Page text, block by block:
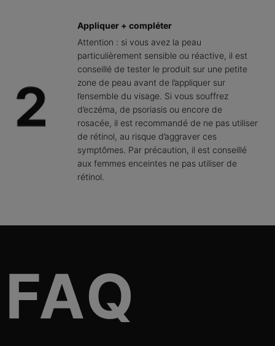
Appliquer + compléter
Attention : si vous avez la peau
particulièrement sensible ou réactive, il est
conseillé de tester le produit sur une petite
zone de peau avant de l’appliquer sur
l’ensemble du visage. Si vous souffrez
d’eczéma, de psoriasis ou encore de
rosacée, il est recommandé de ne pas utiliser
de rétinol, au risque d’aggraver ces
symptômes. Par précaution, il est conseillé
aux femmes enceintes ne pas utiliser de
rétinol.